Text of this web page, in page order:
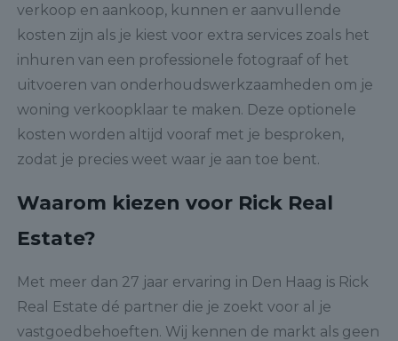
verkoop en aankoop, kunnen er aanvullende
kosten zijn als je kiest voor extra services zoals het
inhuren van een professionele fotograaf of het
uitvoeren van onderhoudswerkzaamheden om je
woning verkoopklaar te maken. Deze optionele
kosten worden altijd vooraf met je besproken,
zodat je precies weet waar je aan toe bent.
Waarom kiezen voor Rick Real
Estate?
Met meer dan 27 jaar ervaring in Den Haag is Rick
Real Estate dé partner die je zoekt voor al je
vastgoedbehoeften. Wij kennen de markt als geen